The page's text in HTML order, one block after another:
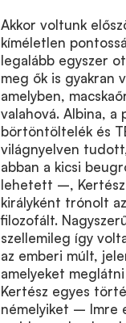
Akkor voltunk
kíméletlen
legalább egyszer
meg ők is gyakran
amelyben,
valahová. Albina, a
börtöntöltelék és
világnyelven
abban a kicsi
lehetett –,
királyként trónolt
filozofált.
szellemileg így
az emberi múlt,
amelyeket
Kertész egyes
némelyiket – Imre